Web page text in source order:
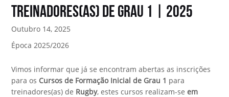
TREINADORES(AS) DE GRAU 1 | 2025
Outubro 14, 2025
Época 2025/2026
Vimos informar que já se encontram abertas as inscrições
para os Cursos de Formação Inicial de Grau 1 para
treinadores(as) de Rugby, estes cursos realizam-se em